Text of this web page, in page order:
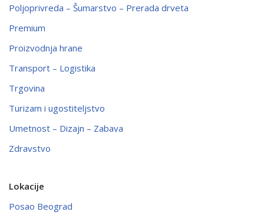
Poljoprivreda – Šumarstvo – Prerada drveta
Premium
Proizvodnja hrane
Transport – Logistika
Trgovina
Turizam i ugostiteljstvo
Umetnost – Dizajn – Zabava
Zdravstvo
Lokacije
Posao Beograd